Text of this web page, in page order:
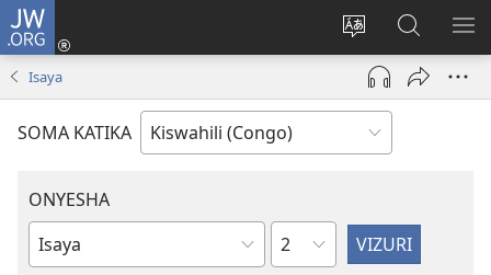
JW.ORG
Badili
luga
ya
adresi
Ingia
(opens
window)
Tafuta
ku
JW.ORG
Isaya
SOMA KATIKA
ONYESHA
Vitabu
Sura